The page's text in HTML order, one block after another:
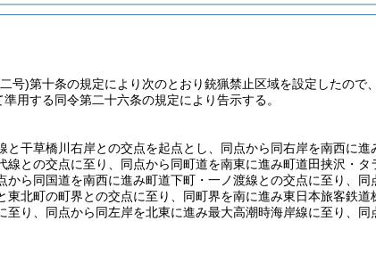
号)第十条の規定により次のとおり銃猟禁止区域を設定したので
用する同令第二十六条の規定により告示する。
と干草橋川右岸との交点を起点とし、同点から同右岸を南西に
線との交点に至り、同点から同町道を南東に進み町道田挟沢・
ら同国道を南西に進み町道下町・一ノ渡線との交点に至り、
北町の町界との交点に至り、同町界を南に進み東日本旅客鉄
り、同点から同左岸を北東に進み最大高潮時海岸線に至り、